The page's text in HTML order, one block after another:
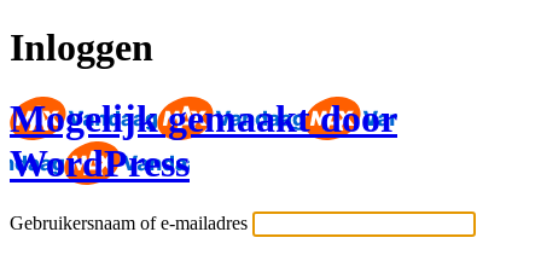
Inloggen
Mogelijk gemaakt door
WordPress
Gebruikersnaam of e-mailadres